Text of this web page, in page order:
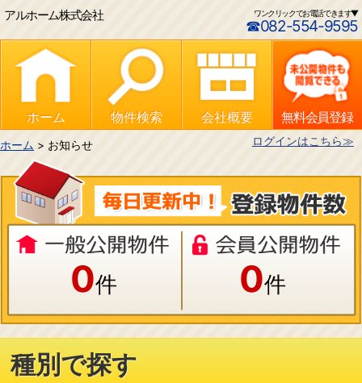
アルホーム株式会社 ワンクリックでお電話できます▼
☎082-554-9595
ホーム 物件検索 会社概要 無料会員登録
ログインはこちら≫
ホーム > お知らせ
0件 0件
種別で探す